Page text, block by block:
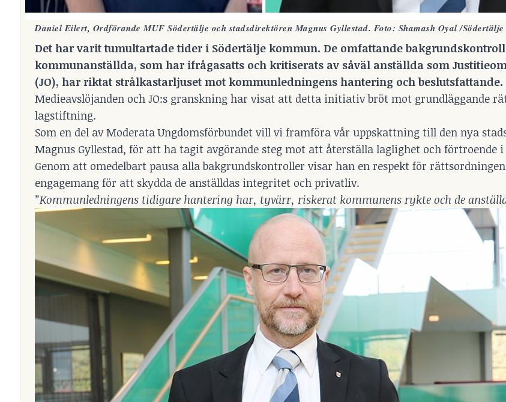
Daniel Eilert, Ordförande MUF Södertälje och stadsdirektören Magnus Gyllestad. Foto: Shamash Oyal /
Det har varit tumultartade tider i Södertälje kommun. De omfattande
kommunanställda, som har ifrågasatts och kritiserats av såväl anställda som
(JO), har riktat strålkastarljuset mot kommunledningens hantering och beslutsfattande.
Medieavslöjanden och JO:s granskning har visat att detta initiativ bröt mot grundläggande
lagstiftning.
Som en del av Moderata Ungdomsförbundet vill vi framföra vår uppskattning till den nya
Magnus Gyllestad, för att ha tagit avgörande steg mot att återställa laglighet och förtroende
Genom att omedelbart pausa alla bakgrundskontroller visar han en respekt för
engagemang för att skydda de anställdas integritet och privatliv.
”Kommunledningens tidigare hantering har, tyvärr, riskerat kommunens rykte och de